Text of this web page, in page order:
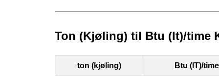
Ton (Kjøling) til Btu (It)/time
ton (kjøling) Btu (IT)/time